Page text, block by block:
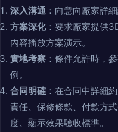
深入溝通 ：向意向廠家詳
方案深化：要求廠家提供
內容播放方案演示。
實地考察 ：條件允許時，
例。
合同明確 ：在合同中詳細
責任、保修條款、付款方
度、顯示效果驗收標準。